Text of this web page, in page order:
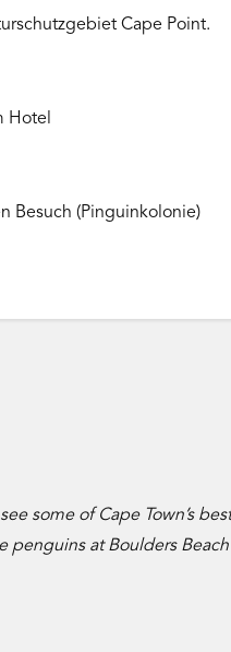
Cape Point.
Hotel
Besuch (Pinguinkolonie)
some of Cape Town’s
penguins at Boulders